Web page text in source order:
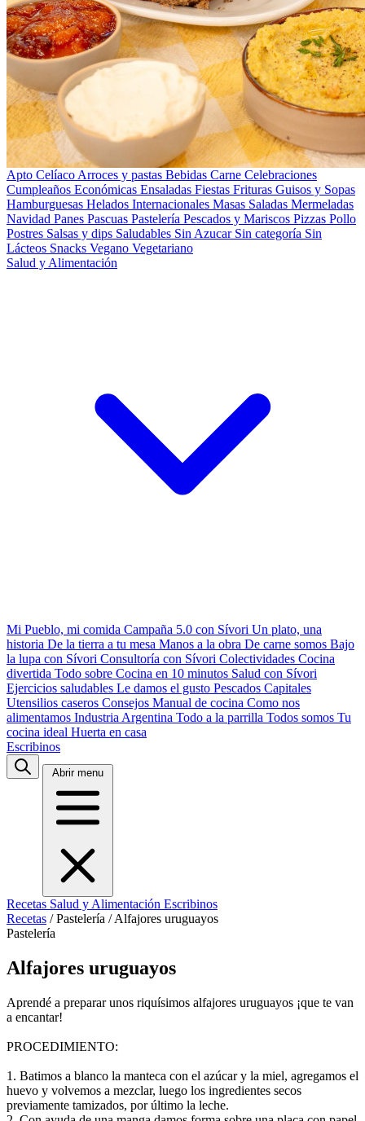
Apto Celíaco Arroces y pastas Bebidas Carne Celebraciones
Cumpleaños Económicas Ensaladas Fiestas Frituras Guisos y Sopas
Hamburguesas Helados Internacionales Masas Saladas Mermeladas
Navidad Panes Pascuas Pastelería Pescados y Mariscos Pizzas Pollo
Postres Salsas y dips Saludables Sin Azucar Sin categoría Sin
Lácteos Snacks Vegano Vegetariano
Salud y Alimentación
Mi Pueblo, mi comida Campaña 5.0 con Sívori Un plato, una
historia De la tierra a tu mesa Manos a la obra De carne somos Bajo
la lupa con Sívori Consultoría con Sívori Colectividades Cocina
divertida Todo sobre Cocina en 10 minutos Salud con Sívori
Ejercicios saludables Le damos el gusto Pescados Capitales
Utensilios caseros Consejos Manual de cocina Como nos
alimentamos Industria Argentina Todo a la parrilla Todos somos Tu
cocina ideal Huerta en casa
Escribinos
Abrir menu
Recetas Salud y Alimentación Escribinos
Recetas / Pastelería / Alfajores uruguayos
Pastelería
Alfajores uruguayos
Aprendé a preparar unos riquísimos alfajores uruguayos ¡que te van
a encantar!
PROCEDIMIENTO:
1. Batimos a blanco la manteca con el azúcar y la miel, agregamos el
huevo y volvemos a mezclar, luego los ingredientes secos
previamente tamizados, por último la leche.